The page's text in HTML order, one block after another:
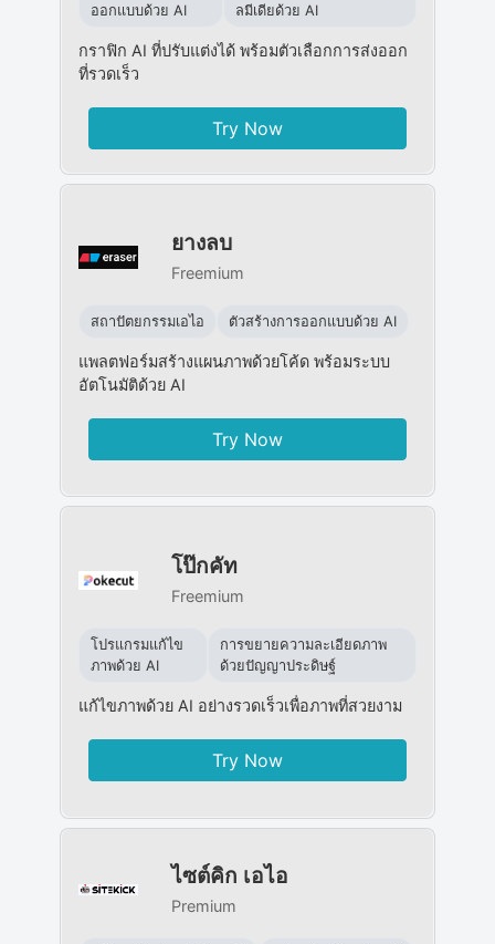
ออกแบบด้วย AI
ลมีเดียด้วย AI
กราฟิก AI ที่ปรับแต่งได้ พร้อมตัวเลือกการส่งออก
ที่รวดเร็ว
Try Now
ยางลบ
Freemium
สถาปัตยกรรมเอไอ ตัวสร้างการออกแบบด้วย AI
แพลตฟอร์มสร้างแผนภาพด้วยโค้ด พร้อมระบบ
อัตโนมัติด้วย AI
Try Now
โป๊กคัท
Freemium
โปรแกรมแก้ไข
ภาพด้วย AI
การขยายความละเอียดภาพ
ด้วยปัญญาประดิษฐ์
แก้ไขภาพด้วย AI อย่างรวดเร็วเพื่อภาพที่สวยงาม
Try Now
ไซต์คิก เอไอ
Premium